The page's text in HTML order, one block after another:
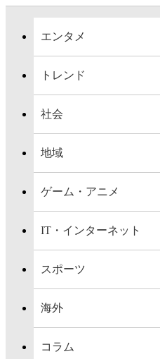
エンタメ
トレンド
社会
地域
ゲーム・アニメ
IT・インターネット
スポーツ
海外
コラム